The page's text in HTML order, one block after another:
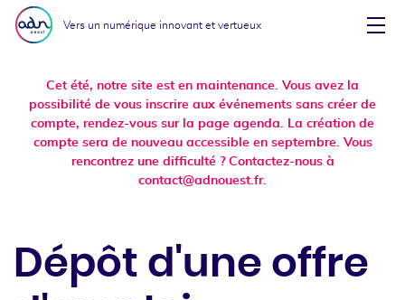
Aller au menu
Aller au contenu
Vers un numérique innovant et vertueux
Cet été, notre site est en maintenance. Vous avez la
possibilité de vous inscrire aux événements sans créer de
compte, rendez-vous sur la page agenda. La création de
compte sera de nouveau accessible en septembre. Vous
rencontrez une difficulté ? Contactez-nous à
contact@adnouest.fr.
Dépôt d'une offre